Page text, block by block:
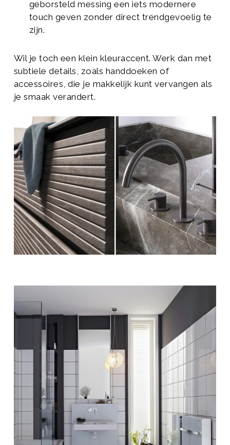
geborsteld messing een iets modernere
touch geven zonder direct trendgevoelig te
zijn.
Wil je toch een klein kleuraccent. Werk dan met
subtiele details, zoals handdoeken of
accessoires, die je makkelijk kunt vervangen als
je smaak verandert.